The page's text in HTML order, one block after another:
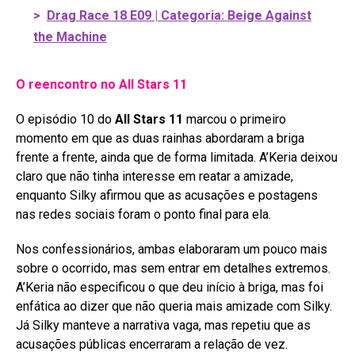
> Drag Race 18 E09 | Categoria: Beige Against
the Machine
O reencontro no All Stars 11
O episódio 10 do All Stars 11 marcou o primeiro
momento em que as duas rainhas abordaram a briga
frente a frente, ainda que de forma limitada. A’Keria deixou
claro que não tinha interesse em reatar a amizade,
enquanto Silky afirmou que as acusações e postagens
nas redes sociais foram o ponto final para ela.
Nos confessionários, ambas elaboraram um pouco mais
sobre o ocorrido, mas sem entrar em detalhes extremos.
A’Keria não especificou o que deu início à briga, mas foi
enfática ao dizer que não queria mais amizade com Silky.
Já Silky manteve a narrativa vaga, mas repetiu que as
acusações públicas encerraram a relação de vez.